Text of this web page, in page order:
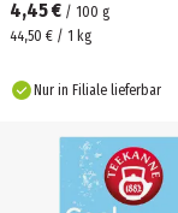
4,45 € / 100 g
44,50 € / 1 kg
Nur in Filiale lieferbar